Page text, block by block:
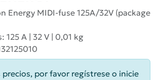
Energy MIDI-fuse 125A/32V (package
125 A | 32 V | 0,01 kg
precios, por favor regístrese o inicie